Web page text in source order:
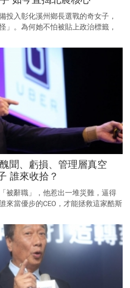
投入彰化溪州鄉長選戰的奇女子，
」。為何她不怕被貼上政治標籤，
聞、虧損、管理層真空
誰來收拾？
被辭職」，他惹出一堆災難，逼得
來當優步的CEO，才能拯救這家酷斯